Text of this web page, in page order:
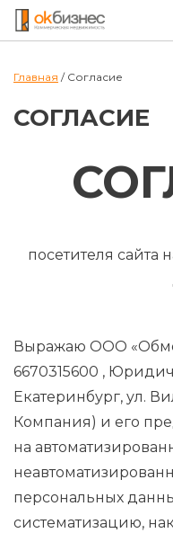
Главная / Согласие
СОГЛАСИЕ
посетителя сайта
Выражаю ООО
6670315600 ,
Екатеринбург, ул.
Компания) и его
на
персональных
систематизацию,